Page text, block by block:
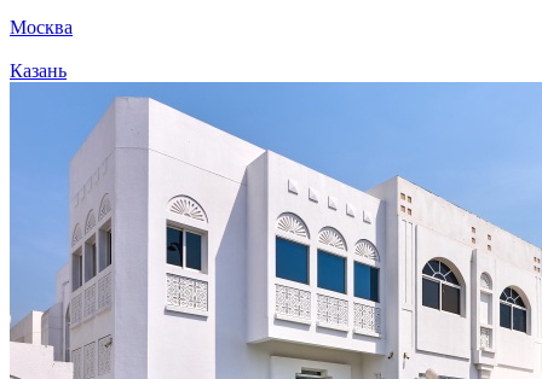
Москва
Казань